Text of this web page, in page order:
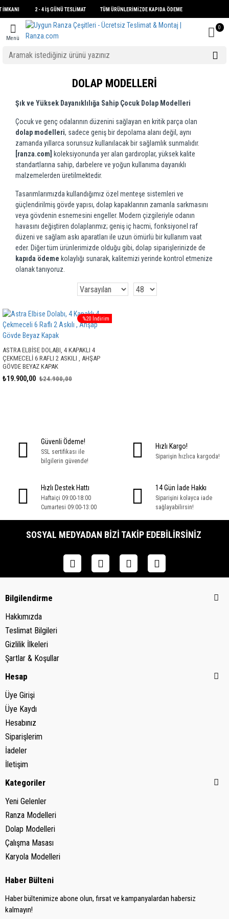
İMKANI 2 - 4 İŞ GÜNÜ TESLİMAT TÜM ÜRÜNLERİMİZDE KAPIDA ÖDEME
Menü
0
DOLAP MODELLERI
Şık ve Yüksek Dayanıklılığa Sahip Çocuk Dolap Modelleri
Çocuk ve genç odalarının düzenini sağlayan en kritik parça olan
dolap modelleri, sadece geniş bir depolama alanı değil, aynı
zamanda yıllarca sorunsuz kullanılacak bir sağlamlık sunmalıdır.
[ranza.com]
koleksiyonunda yer alan gardıroplar, yüksek kalite
standartlarına sahip, darbelere ve yoğun kullanıma dayanıklı
malzemelerden üretilmektedir.
Tasarımlarımızda kullandığımız özel menteşe sistemleri ve
güçlendirilmiş gövde yapısı, dolap kapaklarının zamanla sarkmasını
veya gövdenin esnemesini engeller. Modern çizgileriyle odanın
havasını değiştiren dolaplarımız; geniş iç hacmi, fonksiyonel raf
düzeni ve sağlam askı aparatları ile uzun ömürlü bir kullanım vaat
eder. Diğer tüm ürünlerimizde olduğu gibi, dolap siparişlerinizde de
kapıda ödeme kolaylığı sunarak, kalitemizi yerinde kontrol etmenize
olanak tanıyoruz.
%20 İndirim
ASTRA ELBISE DOLABI, 4 KAPAKLI 4
ÇEKMECELI 6 RAFLI 2 ASKILI , AHŞAP
GÖVDE BEYAZ KAPAK
₺19.900,00 ₺24.900,00
Güvenli Ödeme!
SSL sertifikası ile
bilgilerin güvende!
Hızlı Kargo!
Siparişin hızlıca kargoda!
Hızlı Destek Hattı
Haftaiçi 09:00-18:00
Cumartesi 09:00-13:00
14 Gün İade Hakkı
Siparişini kolayca iade
sağlayabilirsin!
SOSYAL MEDYADAN BIZI TAKIP EDEBILIRSINIZ
Bilgilendirme
Hakkımızda
Teslimat Bilgileri
Gizlilik İlkeleri
Şartlar & Koşullar
Hesap
Üye Girişi
Üye Kaydı
Hesabınız
Siparişlerim
İadeler
İletişim
Kategoriler
Yeni Gelenler
Ranza Modelleri
Dolap Modelleri
Çalışma Masası
Karyola Modelleri
Haber Bülteni
Haber bültenimize abone olun, fırsat ve kampanyalardan habersiz
kalmayın!